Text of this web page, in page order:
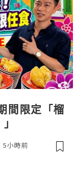
間限定「榴
5小時前